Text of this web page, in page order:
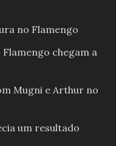
no Flamengo
chegam a
Mugni e Arthur no
um resultado